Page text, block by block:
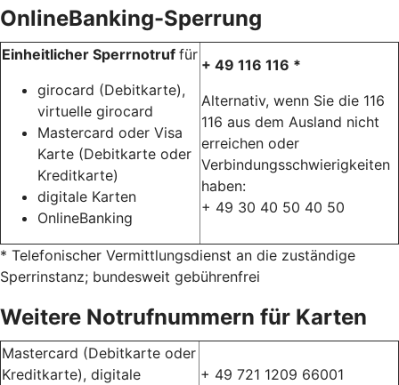
OnlineBanking-Sperrung
Einheitlicher Sperrnotruf für
girocard (Debitkarte),
virtuelle girocard
Mastercard oder Visa
Karte (Debitkarte oder
Kreditkarte)
digitale Karten
OnlineBanking
+ 49 116 116 *
Alternativ, wenn Sie die 116
116 aus dem Ausland nicht
erreichen oder
Verbindungsschwierigkeiten
haben:
+ 49 30 40 50 40 50
* Telefonischer Vermittlungsdienst an die zuständige
Sperrinstanz; bundesweit gebührenfrei
Weitere Notrufnummern für Karten
Mastercard (Debitkarte oder
Kreditkarte), digitale
+ 49 721 1209 66001